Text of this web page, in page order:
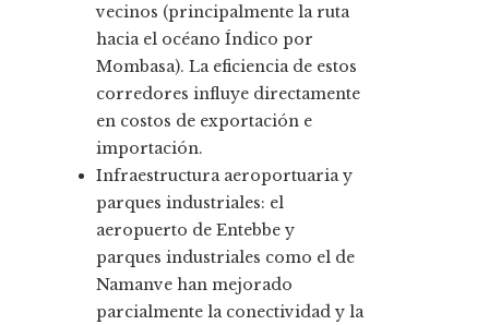
vecinos (principalmente la ruta
hacia el océano Índico por
Mombasa). La eficiencia de estos
corredores influye directamente
en costos de exportación e
importación.
Infraestructura aeroportuaria y
parques industriales: el
aeropuerto de Entebbe y
parques industriales como el de
Namanve han mejorado
parcialmente la conectividad y la